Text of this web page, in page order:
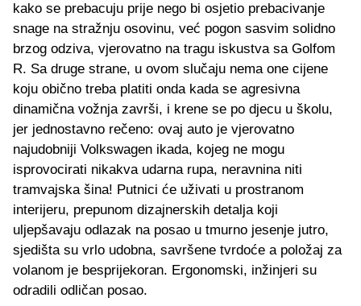
kako se prebacuju prije nego bi osjetio prebacivanje
snage na stražnju osovinu, već pogon sasvim solidno
brzog odziva, vjerovatno na tragu iskustva sa Golfom
R. Sa druge strane, u ovom slučaju nema one cijene
koju obično treba platiti onda kada se agresivna
dinamična vožnja završi, i krene se po djecu u školu,
jer jednostavno rečeno: ovaj auto je vjerovatno
najudobniji Volkswagen ikada, kojeg ne mogu
isprovocirati nikakva udarna rupa, neravnina niti
tramvajska šina! Putnici će uživati u prostranom
interijeru, prepunom dizajnerskih detalja koji
uljepšavaju odlazak na posao u tmurno jesenje jutro,
sjedišta su vrlo udobna, savršene tvrdoće a položaj za
volanom je besprijekoran. Ergonomski, inžinjeri su
odradili odličan posao.